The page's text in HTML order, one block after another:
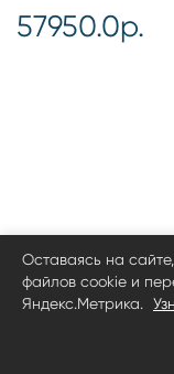
57950.0р.
Оставаясь на
файлов cookie и
Яндекс.Метрика.